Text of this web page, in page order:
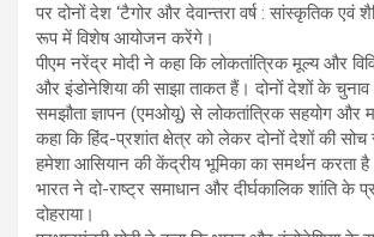
पर दोनों देश ‘टैगोर और देवान्तरा वर्ष : सांस्कृतिक एवं
रूप में विशेष आयोजन करेंगे।
पीएम नरेंद्र मोदी ने कहा कि लोकतांत्रिक मूल्य और
और इंडोनेशिया की साझा ताकत हैं। दोनों देशों के
समझौता ज्ञापन (एमओयू) से लोकतांत्रिक सहयोग और
कहा कि हिंद-प्रशांत क्षेत्र को लेकर दोनों देशों की
हमेशा आसियान की केंद्रीय भूमिका का समर्थन करता
भारत ने दो-राष्ट्र समाधान और दीर्घकालिक शांति के
दोहराया।